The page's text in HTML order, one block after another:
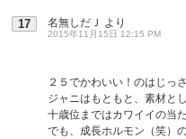
17 名無しだＪ より
2015年11月15日 12:15 PM
２５でかわいい！のはじっ
ジャニはもともと、素材と
十歳位まではカワイイの当た
でも、成長ホルモン（笑）